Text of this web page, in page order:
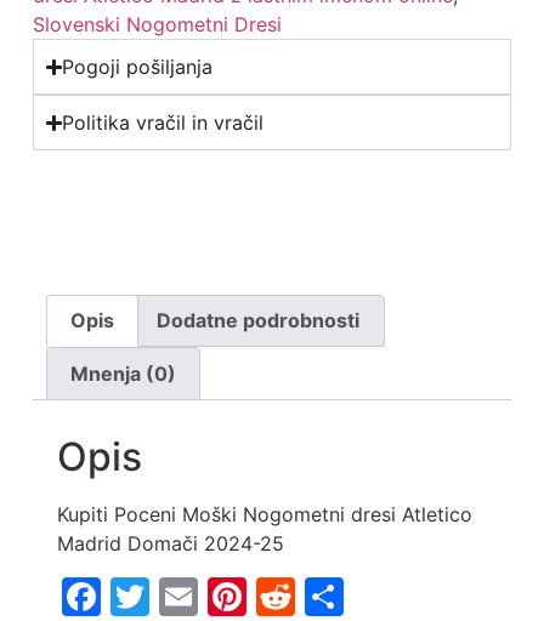
Slovenski Nogometni Dresi
Pogoji pošiljanja
Politika vračil in vračil
Opis Dodatne podrobnosti
Mnenja (0)
Opis
Kupiti Poceni Moški Nogometni dresi Atletico
Madrid Domači 2024-25
Facebook
Twitter
EmailPinterest
Reddit
Share